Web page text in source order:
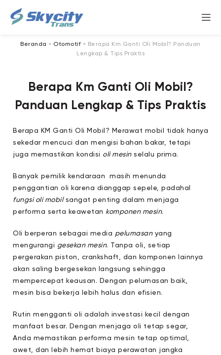
Beranda » Otomotif » Berapa Km Ganti Oli Mobil? Panduan
Lengkap & Tips Praktis
Berapa Km Ganti Oli Mobil?
Panduan Lengkap & Tips Praktis
Berapa KM Ganti Oli Mobil? Merawat mobil tidak hanya
sekedar mencuci dan mengisi bahan bakar, tetapi
juga memastikan kondisi oli mesinselalu prima.
Banyak pemilik kendaraan masih menunda
penggantian oli karena dianggap sepele, padahal
fungsi oli mobilsangat penting dalam menjaga
performa serta keawetan komponen mesin.
Oli berperan sebagai media pelumasanyang
mengurangi gesekan mesin. Tanpa oli, setiap
pergerakan piston, crankshaft, dan komponen lainnya
akan saling bergesekan langsung sehingga
mempercepat keausan. Dengan pelumasan baik,
mesin bisa bekerja lebih halus dan efisien.
Rutin mengganti oli adalah investasi kecil dengan
manfaat besar. Dengan menjaga oli tetap segar,
Anda memastikan performa mesin tetap optimal,
awet, dan lebih hemat biaya perawatan jangka